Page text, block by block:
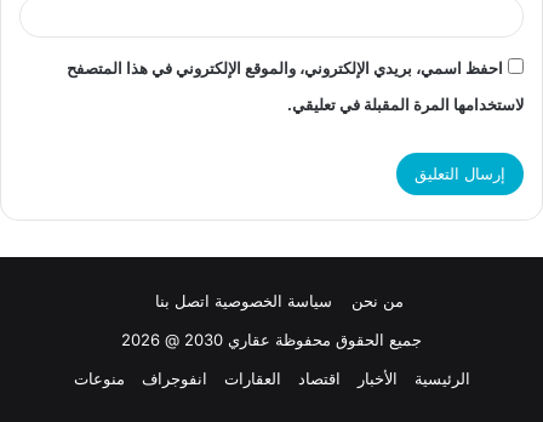
احفظ اسمي، بريدي الإلكتروني، والموقع الإلكتروني في هذا المتصفح
لاستخدامها المرة المقبلة في تعليقي.
من نحن سياسة الخصوصية اتصل بنا
جميع الحقوق محفوظة عقاري 2030 @ 2026
الرئيسية
الأخبار اقتصاد العقارات انفوجراف منوعات